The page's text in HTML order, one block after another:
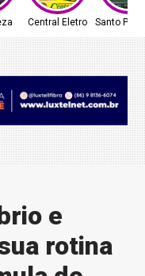
Central Eletro Santo
e
rotina